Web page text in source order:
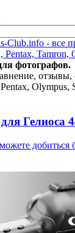
фотографов.
Olympus,
Гелиоса
добиться